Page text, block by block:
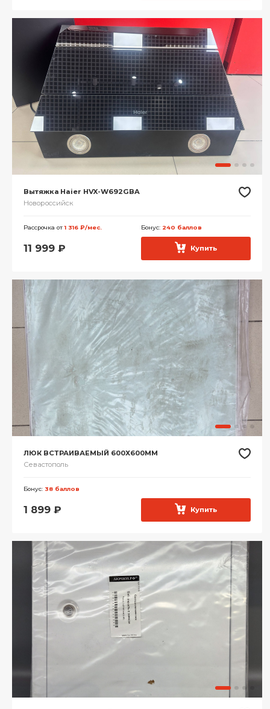
Вытяжка Haier HVX-W692GBA
Новороссийск
Рассрочка от1 316 ₽/мес. Бонус: 240 баллов
11 999 ₽ Купить
ЛЮК ВСТРАИВАЕМЫЙ 600Х600ММ
Севастополь
Бонус: 38 баллов
1 899 ₽ Купить